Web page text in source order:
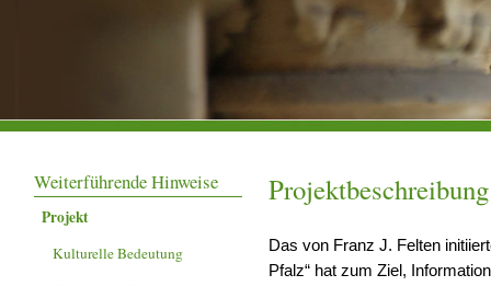
Weiterführende Hinweise
Projekt
Kulturelle Bedeutung
Projektbeschreibung
Das von Franz J. Felten
Pfalz“ hat zum Ziel,